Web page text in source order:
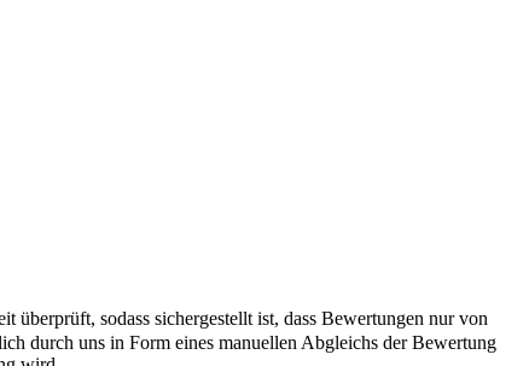
sodass sichergestellt ist, dass Bewertungen nur von
durch uns in Form eines manuellen Abgleichs der Bewertung